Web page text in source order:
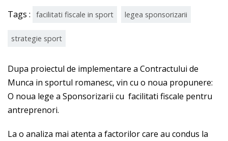
Tags : facilitati fiscale in sport legea sponsorizarii
strategie sport
Dupa proiectul de implementare a Contractului de
Munca in sportul romanesc, vin cu o noua propunere:
O noua lege a Sponsorizarii cu facilitati fiscale pentru
antreprenori.
La o analiza mai atenta a factorilor care au condus la